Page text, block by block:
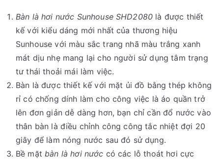
Bàn là hơi nước Sunhouse SHD2080 là được thiết
kế với kiểu dáng mới nhất của thương hiệu
Sunhouse với màu sắc trang nhã màu trắng xanh
mát dịu nhẹ mang lại cho người sử dụng tâm trạng
tư thái thoải mái làm việc.
Bàn là được thiết kế với mặt ủi đồ bằng thép không
rỉ có chống dính làm cho công việc là áo quần trở
lên đơn giản dễ dàng hơn, bạn chỉ cần đổ nước vào
thân bàn là điều chỉnh công công tắc nhiệt đợi 20
giây để làm nóng nước sau đó sử dụng.
Bề mặt bàn là hơi nước có các lỗ thoát hơi cực